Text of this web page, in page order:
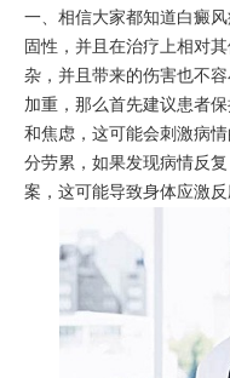
一、相信大家都知道白癜
固性，并且在治疗上相对
杂，并且带来的伤害也不
加重，那么首先建议患者
和焦虑，这可能会刺激病
分劳累，如果发现病情反
案，这可能导致身体应激反